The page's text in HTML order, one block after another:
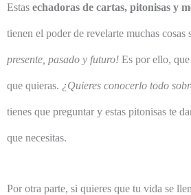
Estas echadoras de cartas, pitonisas y
tienen el poder de revelarte muchas cosas
presente, pasado y futuro! Es por ello,
que quieras. ¿Quieres conocerlo todo
tienes que preguntar y estas pitonisas te
que necesitas.
Por otra parte, si quieres que tu vida se